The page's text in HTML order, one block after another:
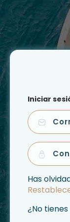
Saltar
contenido
Iniciar
Has
¿No